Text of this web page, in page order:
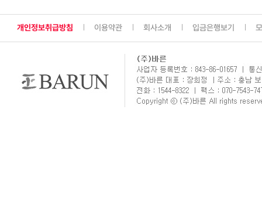
개인정보취급방침 이용약관 회사소개 입금은행보기